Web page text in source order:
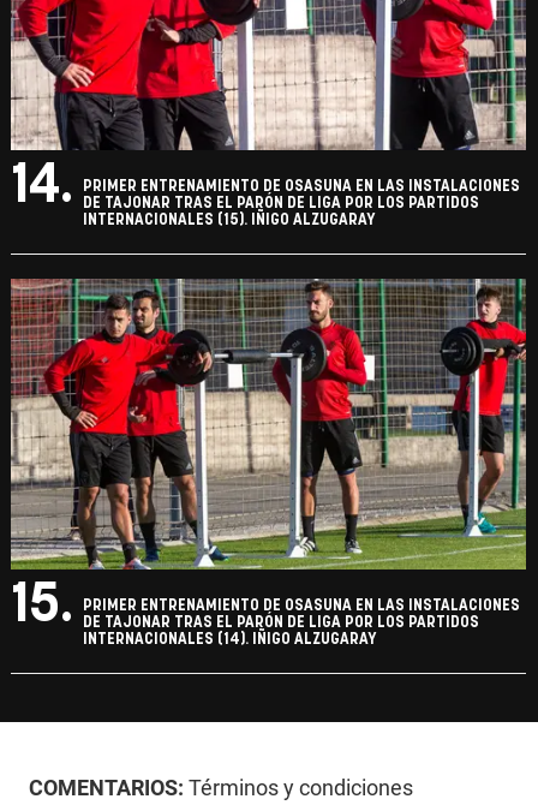
14.
PRIMER ENTRENAMIENTO DE OSASUNA EN LAS INSTALACIONES
DE TAJONAR TRAS EL PARÓN DE LIGA POR LOS PARTIDOS
INTERNACIONALES (15). IÑIGO ALZUGARAY
15.
PRIMER ENTRENAMIENTO DE OSASUNA EN LAS INSTALACIONES
DE TAJONAR TRAS EL PARÓN DE LIGA POR LOS PARTIDOS
INTERNACIONALES (14). IÑIGO ALZUGARAY
COMENTARIOS: Términos y condiciones